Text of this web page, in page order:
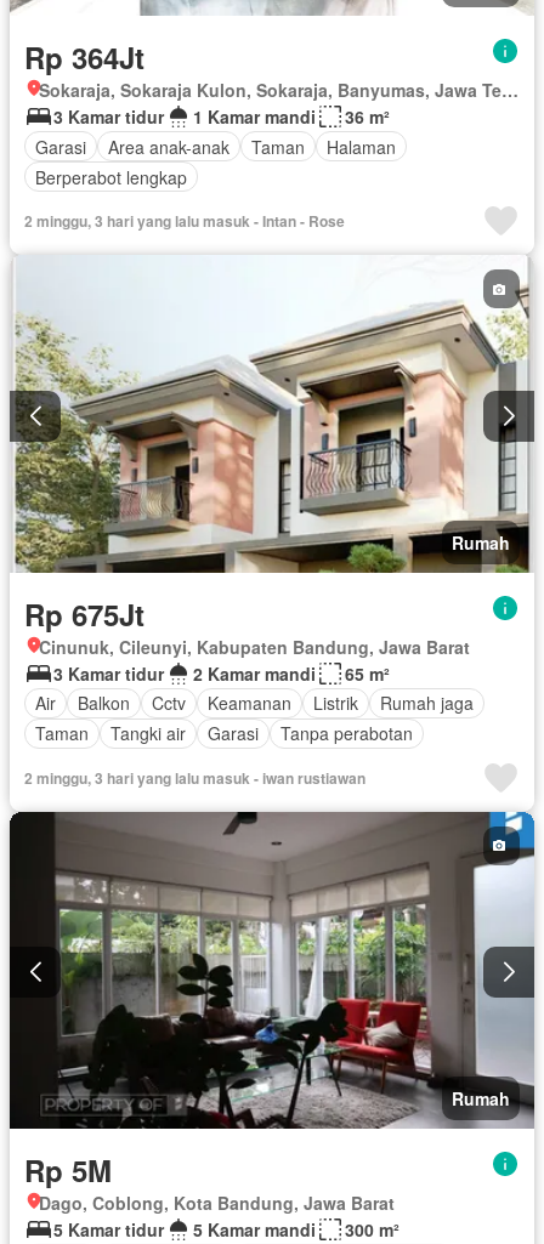
Rp 364Jt
Sokaraja, Sokaraja Kulon, Sokaraja, Banyumas, Jawa Tengah
3 Kamar tidur
1 Kamar mandi
36 m²
Garasi
Area anak-anak Taman
Halaman
Berperabot lengkap
2 minggu, 3 hari yang lalu masuk - Intan - Rose
Rumah
Rp 675Jt
Cinunuk, Cileunyi, Kabupaten Bandung, Jawa Barat
3 Kamar tidur
2 Kamar mandi
65 m²
Air
Balkon Cctv Keamanan Listrik
Rumah jaga
Taman
Tangki air Garasi Tanpa perabotan
2 minggu, 3 hari yang lalu masuk - iwan rustiawan
Rumah
Rp 5M
Dago, Coblong, Kota Bandung, Jawa Barat
5 Kamar tidur
5 Kamar mandi
300 m²